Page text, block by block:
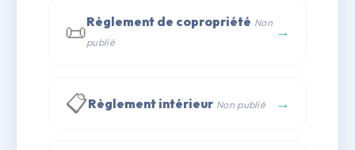
📜Règlement de copropriété Non
publié
→
📋Règlement intérieur Non publié →